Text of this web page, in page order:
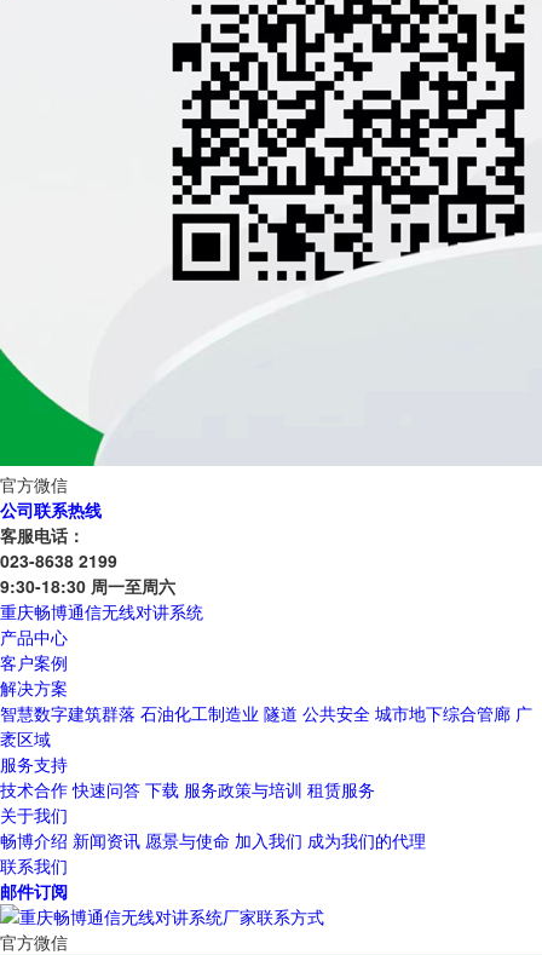
官方微信
公司联系热线
客服电话：
023-8638 2199
9:30-18:30 周一至周六
重庆畅博通信无线对讲系统
产品中心
客户案例
解决方案
智慧数字建筑群落 石油化工制造业 隧道 公共安全 城市地下综合管廊 广
袤区域
服务支持
技术合作 快速问答 下载 服务政策与培训 租赁服务
关于我们
畅博介绍 新闻资讯 愿景与使命 加入我们 成为我们的代理
联系我们
邮件订阅
官方微信